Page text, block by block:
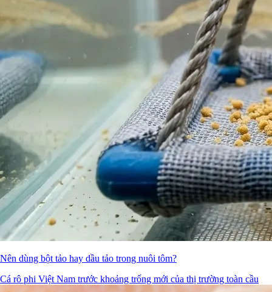
Nên dùng bột tảo hay dầu tảo trong nuôi tôm?
Cá rô phi Việt Nam trước khoảng trống mới của thị trường toàn cầu